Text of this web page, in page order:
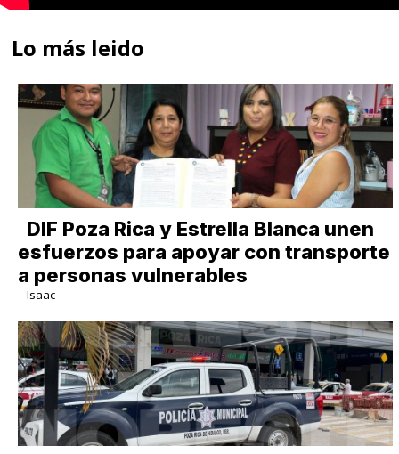
Lo más leido
DIF Poza Rica y Estrella Blanca unen
esfuerzos para apoyar con transporte
a personas vulnerables
Isaac